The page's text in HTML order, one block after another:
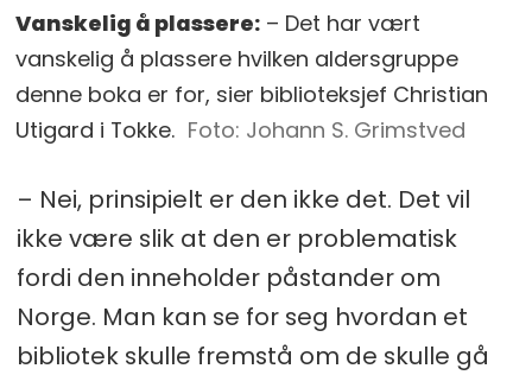
Vanskelig å plassere: – Det har vært
vanskelig å plassere hvilken aldersgruppe
denne boka er for, sier biblioteksjef Christian
Utigard i Tokke.
Johann S. Grimstved
– Nei, prinsipielt er den ikke det. Det vil
ikke være slik at den er problematisk
fordi den inneholder påstander om
Norge. Man kan se for seg hvordan et
bibliotek skulle fremstå om de skulle gå